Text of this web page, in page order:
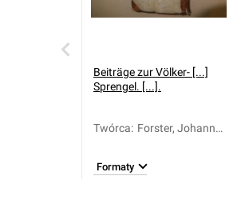
Beiträge zur Völker- [...]
Sprengel. [...].
Twórca: Forster, Johann
Christian (1746-1803)
Formaty